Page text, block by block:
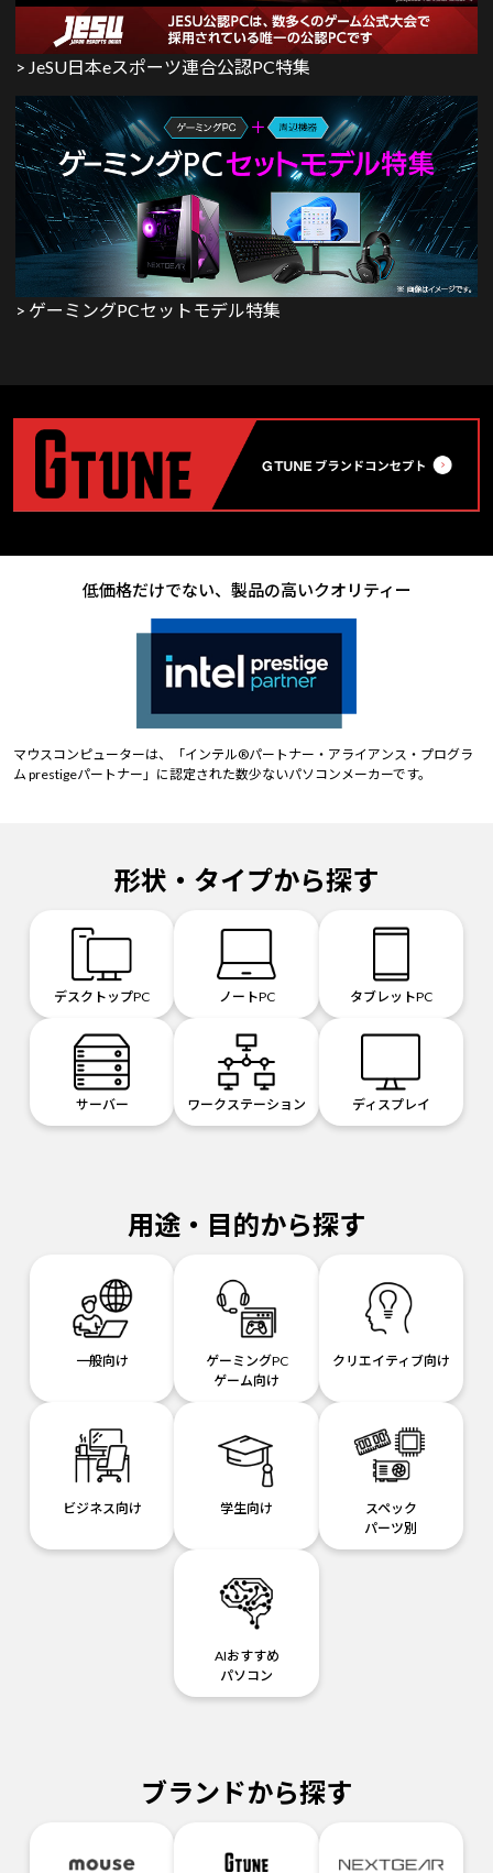
> JeSU日本eスポーツ連合公認PC特集
> ゲーミングPCセットモデル特集
低価格だけでない、製品の高いクオリティー
マウスコンピューターは、「インテル®パートナー・アライアンス・プログラ
ム prestigeパートナー」に認定された数少ないパソコンメーカーです。
形状・タイプから探す
デスクトップPC ノートPC タブレットPC
サーバー ワークステーション ディスプレイ
用途・目的から探す
一般向け
ゲーミングPC
ゲーム向け
クリエイティブ向け
ビジネス向け 学生向け
スペック
パーツ別
AIおすすめ
パソコン
ブランドから探す